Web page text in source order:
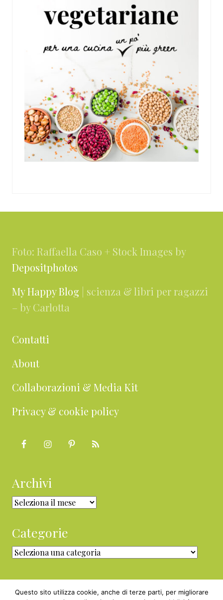
Foto: Raffaella Caso + Stock Images by
Depositphotos
My Happy Blog | scienza & libri per ragazzi
– by Carlotta
Contatti
About
Collaborazioni & Media Kit
Privacy & cookie policy
Archivi
Archivi
Categorie
Categorie
Questo sito utilizza cookie, anche di terze parti, per migliorare